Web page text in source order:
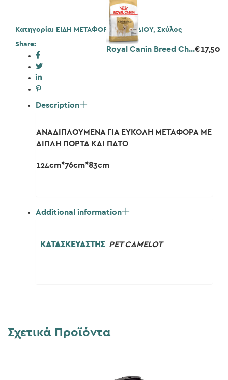
Royal Canin Breed Ch...€17,50
Κατηγορία: ΕΙΔΗ ΜΕΤΑΦΟΡΑΣ - ΤΑΞΙΔΙΟΥ, Σκύλος
Share:
Description
ΑΝΑΔΙΠΛΟΥΜΕΝΑ ΓΙΑ ΕΥΚΟΛΗ ΜΕΤΑΦΟΡΑ ΜΕ
ΔΙΠΛΗ ΠΟΡΤΑ ΚΑΙ ΠΑΤΟ
124cm*76cm*83cm
Additional information
ΚΑΤΑΣΚΕΥΑΣΤΗΣ PET CAMELOT
Σχετικά Προϊόντα